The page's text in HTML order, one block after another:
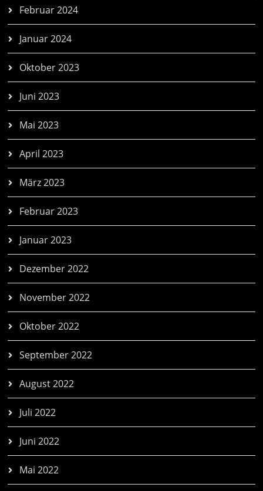
Februar 2024
Januar 2024
Oktober 2023
Juni 2023
Mai 2023
April 2023
März 2023
Februar 2023
Januar 2023
Dezember 2022
November 2022
Oktober 2022
September 2022
August 2022
Juli 2022
Juni 2022
Mai 2022